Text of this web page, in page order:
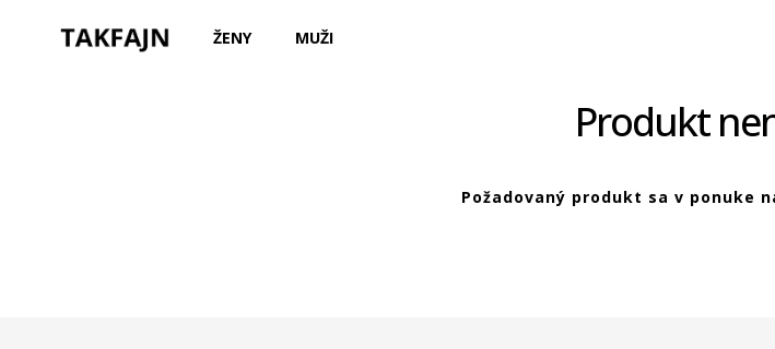
ŽENY MUŽI
Produkt
Požadovaný produkt sa v ponuke